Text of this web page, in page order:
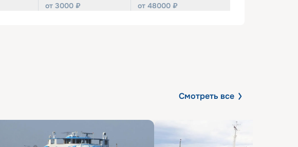
от 3000 ₽ от 48000 ₽
Смотреть все